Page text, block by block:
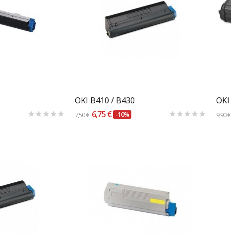
OKI B410 / B430
7,50 € 6,75 € -10% 9,90 €